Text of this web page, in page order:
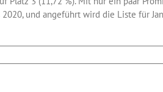
2020, und angeführt wird die Liste für